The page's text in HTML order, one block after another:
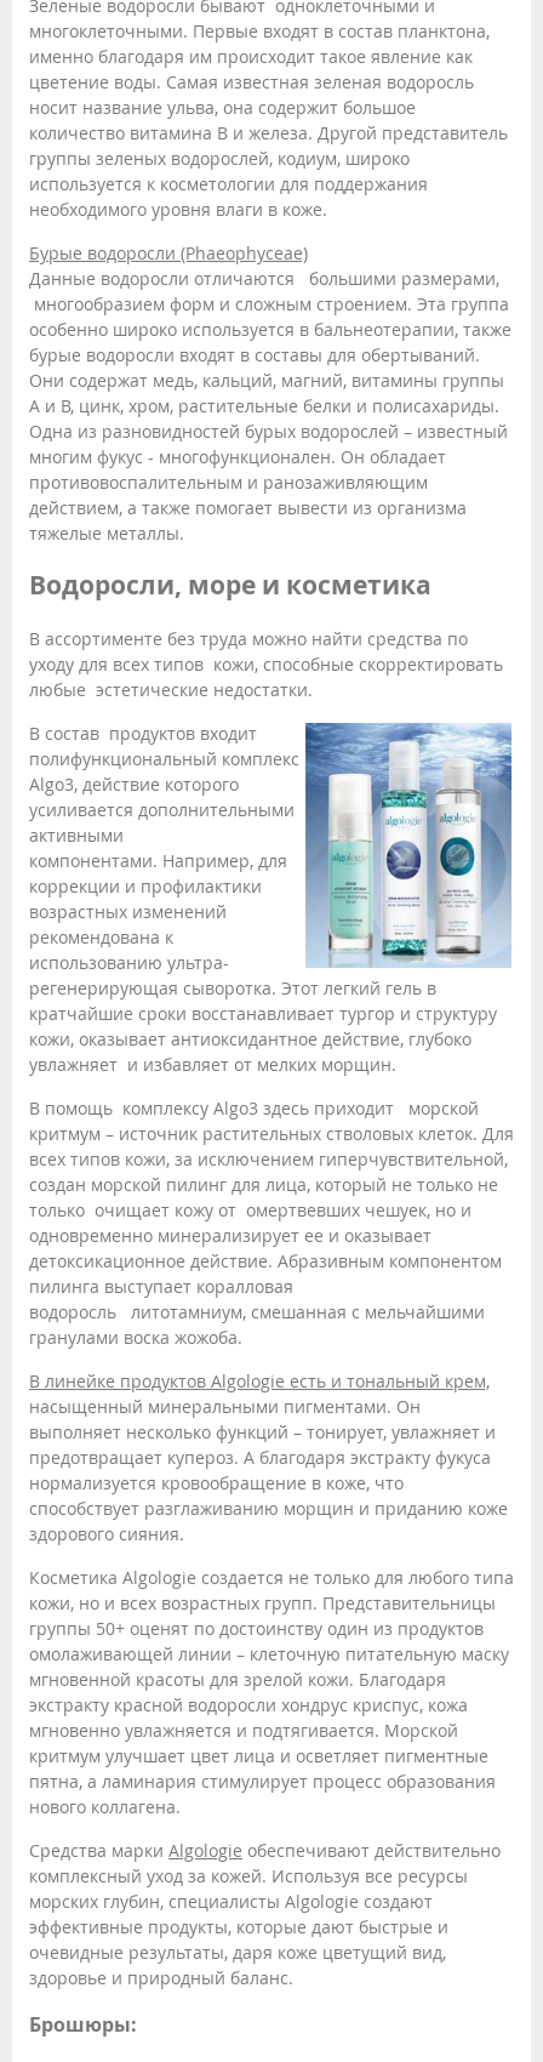
Зеленые водоросли бывают одноклеточными и
многоклеточными. Первые входят в состав планктона,
именно благодаря им происходит такое явление как
цветение воды. Самая известная зеленая водоросль
носит название ульва, она содержит большое
количество витамина В и железа. Другой представитель
группы зеленых водорослей, кодиум, широко
используется к косметологии для поддержания
необходимого уровня влаги в коже.
Бурые водоросли (Phaeophyceae)
Данные водоросли отличаются большими размерами,
многообразием форм и сложным строением. Эта группа
особенно широко используется в бальнеотерапии, также
бурые водоросли входят в составы для обертываний.
Они содержат медь, кальций, магний, витамины группы
А и В, цинк, хром, растительные белки и полисахариды.
Одна из разновидностей бурых водорослей – известный
многим фукус - многофункционален. Он обладает
противовоспалительным и ранозаживляющим
действием, а также помогает вывести из организма
тяжелые металлы.
Водоросли, море и косметика
В ассортименте без труда можно найти средства по
уходу для всех типов кожи, способные скорректировать
любые эстетические недостатки.
В состав продуктов входит
полифункциональный комплекс
Algo3, действие которого
усиливается дополнительными
активными
компонентами. Например, для
коррекции и профилактики
возрастных изменений
рекомендована к
использованию ультра-
регенерирующая сыворотка. Этот легкий гель в
кратчайшие сроки восстанавливает тургор и структуру
кожи, оказывает антиоксидантное действие, глубоко
увлажняет и избавляет от мелких морщин.
В помощь комплексу Algo3 здесь приходит морской
критмум – источник растительных стволовых клеток. Для
всех типов кожи, за исключением гиперчувствительной,
создан морской пилинг для лица, который не только не
только очищает кожу от омертвевших чешуек, но и
одновременно минерализирует ее и оказывает
детоксикационное действие. Абразивным компонентом
пилинга выступает коралловая
водоросль литотамниум, смешанная с мельчайшими
гранулами воска жожоба.
В линейке продуктов Algologie есть и тональный крем,
насыщенный минеральными пигментами. Он
выполняет несколько функций – тонирует, увлажняет и
предотвращает купероз. А благодаря экстракту фукуса
нормализуется кровообращение в коже, что
способствует разглаживанию морщин и приданию коже
здорового сияния.
Косметика Algologie создается не только для любого типа
кожи, но и всех возрастных групп. Представительницы
группы 50+ оценят по достоинству один из продуктов
омолаживающей линии – клеточную питательную маску
мгновенной красоты для зрелой кожи. Благодаря
экстракту красной водоросли хондрус криспус, кожа
мгновенно увлажняется и подтягивается. Морской
критмум улучшает цвет лица и осветляет пигментные
пятна, а ламинария стимулирует процесс образования
нового коллагена.
Средства марки Algologie обеспечивают действительно
комплексный уход за кожей. Используя все ресурсы
морских глубин, специалисты Algologie создают
эффективные продукты, которые дают быстрые и
очевидные результаты, даря коже цветущий вид,
здоровье и природный баланс.
Брошюры: